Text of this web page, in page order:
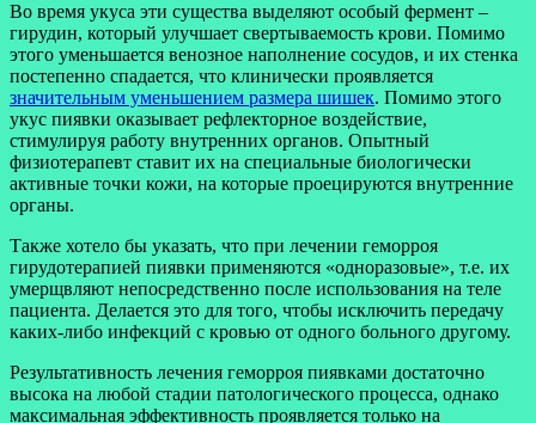
Во время укуса эти существа выделяют особый фермент –
гирудин, который улучшает свертываемость крови. Помимо
этого уменьшается венозное наполнение сосудов, и их стенка
постепенно спадается, что клинически проявляется
значительным уменьшением размера шишек. Помимо этого
укус пиявки оказывает рефлекторное воздействие,
стимулируя работу внутренних органов. Опытный
физиотерапевт ставит их на специальные биологически
активные точки кожи, на которые проецируются внутренние
органы.
Также хотело бы указать, что при лечении геморроя
гирудотерапией пиявки применяются «одноразовые», т.е. их
умерщвляют непосредственно после использования на теле
пациента. Делается это для того, чтобы исключить передачу
каких-либо инфекций с кровью от одного больного другому.
Результативность лечения геморроя пиявками достаточно
высока на любой стадии патологического процесса, однако
максимальная эффективность проявляется только на